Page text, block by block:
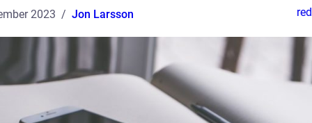
2023 Jon Larsson